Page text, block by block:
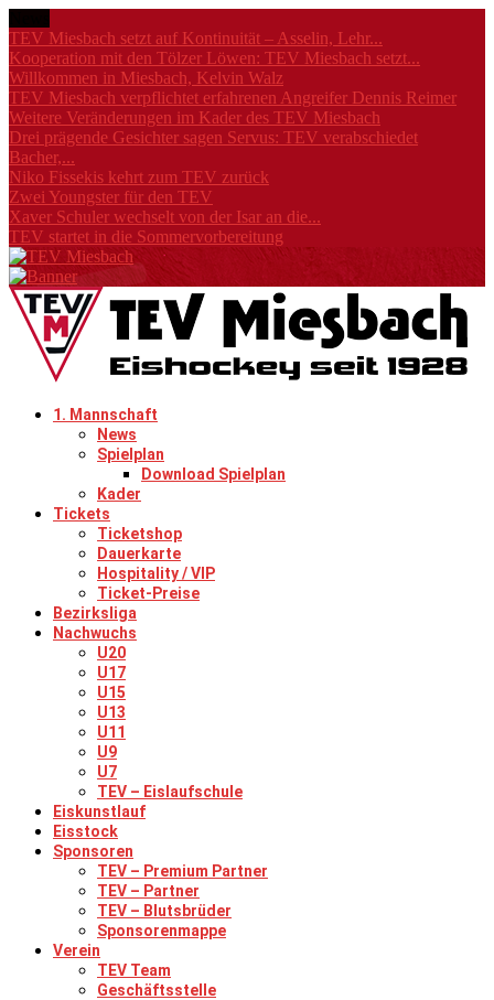
TEV Miesbach setzt auf Kontinuität – Asselin, Lehr...
Kooperation mit den Tölzer Löwen: TEV Miesbach setzt...
Willkommen in Miesbach, Kelvin Walz
TEV Miesbach verpflichtet erfahrenen Angreifer Dennis Reimer
Weitere Veränderungen im Kader des TEV Miesbach
Drei prägende Gesichter sagen Servus: TEV verabschiedet
Bacher,...
Niko Fissekis kehrt zum TEV zurück
Zwei Youngster für den TEV
Xaver Schuler wechselt von der Isar an die...
TEV startet in die Sommervorbereitung
1. Mannschaft
News
Spielplan
Download Spielplan
Kader
Tickets
Ticketshop
Dauerkarte
Hospitality / VIP
Ticket-Preise
Bezirksliga
Nachwuchs
U20
U17
U15
U13
U11
U9
U7
TEV – Eislaufschule
Eiskunstlauf
Eisstock
Sponsoren
TEV – Premium Partner
TEV – Partner
TEV – Blutsbrüder
Sponsorenmappe
Verein
TEV Team
Geschäftsstelle